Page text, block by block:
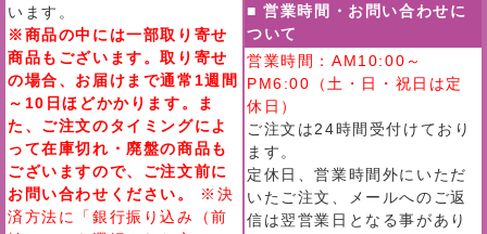
います。
※商品の中には一部取り寄せ
商品もございます。取り寄せ
の場合、お届けまで通常1週間
～10日ほどかかります。ま
た、ご注文のタイミングによ
って在庫切れ・廃盤の商品も
ございますので、ご注文前に
お問い合わせください。
※決
済方法に「銀行振り込み（前
■ 営業時間・お問い合わせに
ついて
営業時間：AM10:00～
PM6:00（土・日・祝日は定
休日）
ご注文は24時間受付けており
ます。
定休日、営業時間外にいただ
いたご注文、メールへのご返
信は翌営業日となる事があり